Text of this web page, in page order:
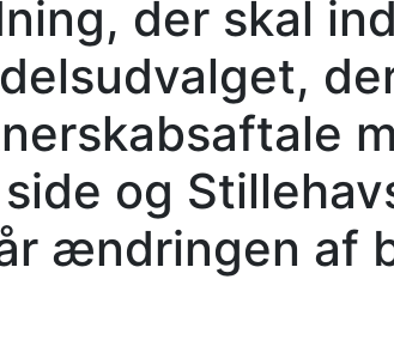
der skal
og
ændringen af